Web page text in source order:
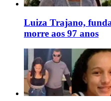
Luiza Trajano,
morre aos 97 anos